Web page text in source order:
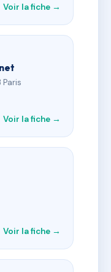
Voir la fiche →
Paris
Voir la fiche →
Voir la fiche →